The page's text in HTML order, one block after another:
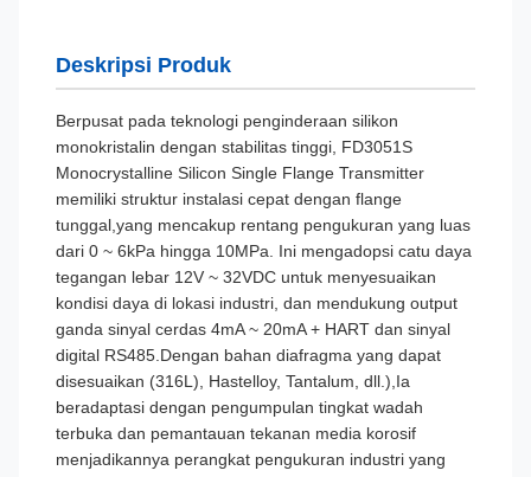
Deskripsi Produk
Berpusat pada teknologi penginderaan silikon
monokristalin dengan stabilitas tinggi, FD3051S
Monocrystalline Silicon Single Flange Transmitter
memiliki struktur instalasi cepat dengan flange
tunggal,yang mencakup rentang pengukuran yang luas
dari 0 ~ 6kPa hingga 10MPa. Ini mengadopsi catu daya
tegangan lebar 12V ~ 32VDC untuk menyesuaikan
kondisi daya di lokasi industri, dan mendukung output
ganda sinyal cerdas 4mA ~ 20mA + HART dan sinyal
digital RS485.Dengan bahan diafragma yang dapat
disesuaikan (316L), Hastelloy, Tantalum, dll.),Ia
beradaptasi dengan pengumpulan tingkat wadah
terbuka dan pemantauan tekanan media korosif
menjadikannya perangkat pengukuran industri yang